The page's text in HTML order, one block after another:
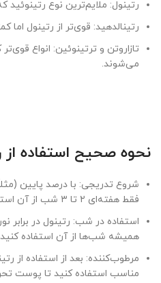
رتینول: ملایم‌ترین نوع
رتینالدهید: قوی‌تر از رتینول اما
تازاروتن و ترتینوئین: انواع
می‌شوند.
نحوه صحیح استفاده از
فقط هفته‌ای ۲ تا ۳ شب از آن استفاده کنید.
استفاده در شب: رتینول در برابر
همیشه شب‌ها از آن استفاده
مرطوب‌کننده: بعد از استفاده از
مناسب استفاده کنید تا پوست